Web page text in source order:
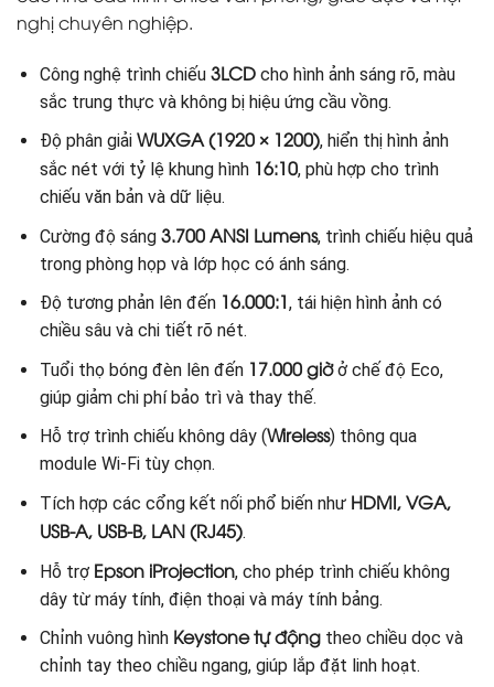
nghị chuyên nghiệp.
Công nghệ trình chiếu 3LCDcho hình ảnh sáng rõ, màu
sắc trung thực và không bị hiệu ứng cầu vồng.
Độ phân giải WUXGA (1920 × 1200), hiển thị hình ảnh
sắc nét với tỷ lệ khung hình 16:10, phù hợp cho trình
chiếu văn bản và dữ liệu.
Cường độ sáng 3.700 ANSI Lumens, trình chiếu hiệu quả
trong phòng họp và lớp học có ánh sáng.
Độ tương phản lên đến 16.000:1, tái hiện hình ảnh có
chiều sâu và chi tiết rõ nét.
Tuổi thọ bóng đèn lên đến 17.000 giờở chế độ Eco,
giúp giảm chi phí bảo trì và thay thế.
Hỗ trợ trình chiếu không dây (Wireless) thông qua
module Wi-Fi tùy chọn.
Tích hợp các cổng kết nối phổ biến như HDMI, VGA,
USB-A, USB-B, LAN (RJ45).
Hỗ trợ Epson iProjection, cho phép trình chiếu không
dây từ máy tính, điện thoại và máy tính bảng.
Chỉnh vuông hình Keystone tự độngtheo chiều dọc và
chỉnh tay theo chiều ngang, giúp lắp đặt linh hoạt.